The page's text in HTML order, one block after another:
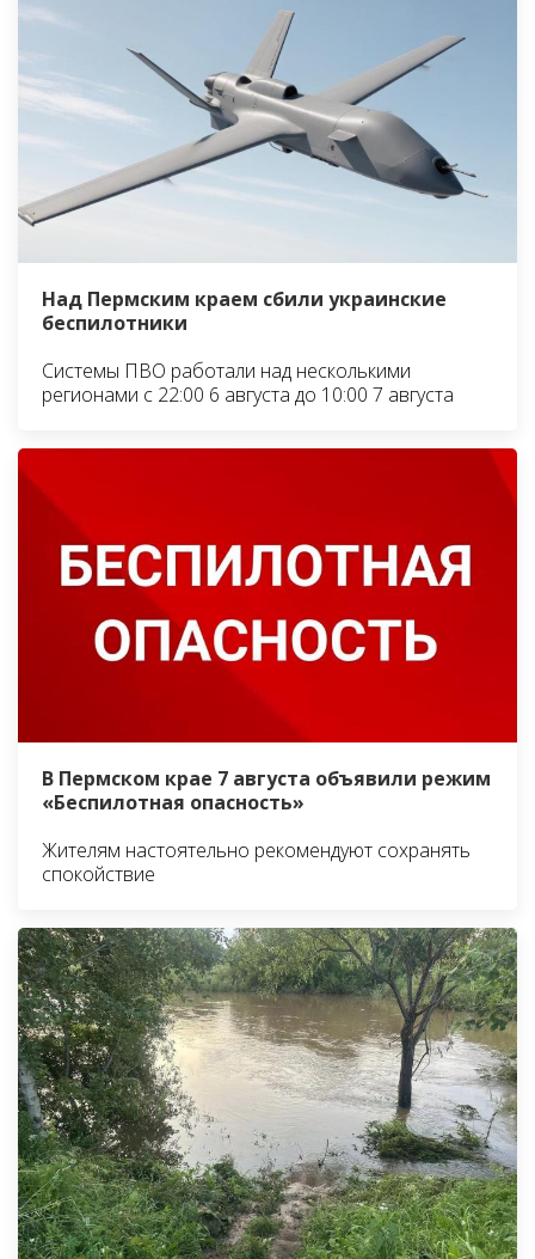
Над Пермским краем сбили украинские
беспилотники
Системы ПВО работали над несколькими
регионами с 22:00 6 августа до 10:00 7 августа
В Пермском крае 7 августа объявили режим
«Беспилотная опасность»
Жителям настоятельно рекомендуют сохранять
спокойствие